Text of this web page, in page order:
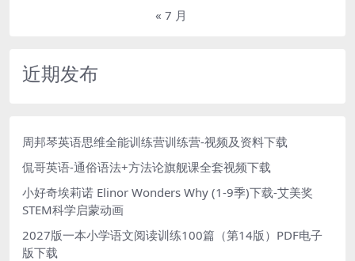
« 7 月
近期发布
周邦琴英语思维全能训练营训练营-视频及资料下载
侃哥英语-通俗语法+方法论旗舰课全套视频下载
小好奇埃莉诺 Elinor Wonders Why (1-9季)下载-艾美奖
STEM科学启蒙动画
2027版一本小学语文阅读训练100篇（第14版）PDF电子
版下载